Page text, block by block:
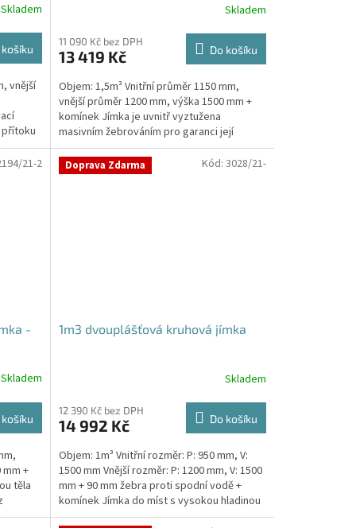
Skladem
vnější
produktu
je
z
5
hvězdiček.
Skladem
11 090 Kč bez DPH
13 419 Kč Do košíku
Objem: 1,5m³ Vnitřní průměr 1150 mm,
vnější průměr 1200 mm, výška 1500 mm +
komínek Jímka je uvnitř vyztužena
masivním žebrováním pro garanci její
samonosnosti.Kvalitní, pevná...
-
Skladem
+
těla
21-2 Doprava Zdarma
1m3 dvouplášťová kruhová jímka
Skladem
12 390 Kč bez DPH
14 992 Kč Do košíku
Objem: 1m³ Vnitřní rozměr: P: 950 mm, V:
1500 mm Vnější rozměr: P: 1200 mm, V: 1500
mm + 90 mm žebra proti spodní vodě +
komínek Jímka do míst s vysokou hladinou
spodní vody –...
Kód: 3028/21-